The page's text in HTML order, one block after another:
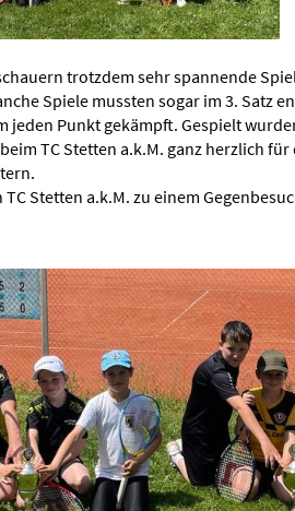
trotzdem sehr spannende
Spiele mussten sogar im 3. Satz
jeden Punkt gekämpft. Gespielt
TC Stetten a.k.M. ganz herzlich
Stetten a.k.M. zu einem